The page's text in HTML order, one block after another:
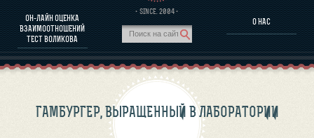
ОН-ЛАЙН ОЦЕНКА
ВЗАИМООТНОШЕНИЙ
ТЕСТ ВОЛИКОВА
· SINCE. 2004 ·
О НАС
О ПРОГРАММЕ
ПРОГНОЗЫ И АНАЛИТИКА
ГАМБУРГЕР, ВЫРАЩЕННЫЙ В ЛАБОРАТОРИИ